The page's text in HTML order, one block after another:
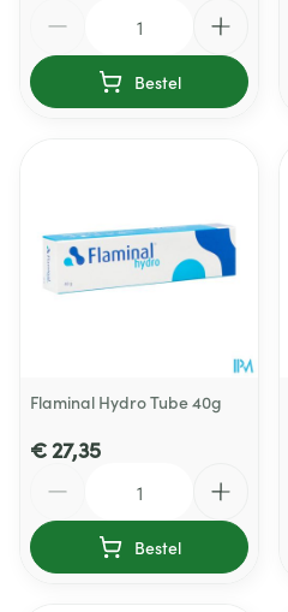
Bestel
Flaminal Hydro Tube 40g
€ 27,35
Bestel